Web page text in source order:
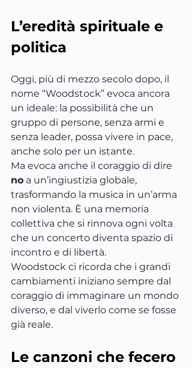
L’eredità spirituale e
politica
Oggi, più di mezzo secolo dopo, il
nome “Woodstock” evoca ancora
un ideale: la possibilità che un
gruppo di persone, senza armi e
senza leader, possa vivere in pace,
anche solo per un istante.
Ma evoca anche il coraggio di dire
no a un’ingiustizia globale,
trasformando la musica in un’arma
non violenta. È una memoria
collettiva che si rinnova ogni volta
che un concerto diventa spazio di
incontro e di libertà.
Woodstock ci ricorda che i grandi
cambiamenti iniziano sempre dal
coraggio di immaginare un mondo
diverso, e dal viverlo come se fosse
già reale.
Le canzoni che fecero